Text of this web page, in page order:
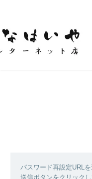
パスワード再設定URL
送信ボタンをクリックし